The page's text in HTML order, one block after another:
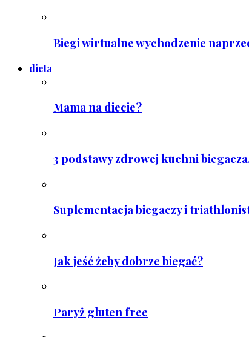
Biegi wirtualne wychodzenie
dieta
Mama na diecie?
3 podstawy zdrowej kuchni
Suplementacja biegaczy i
Jak jeść żeby dobrze biegać?
Paryż gluten free